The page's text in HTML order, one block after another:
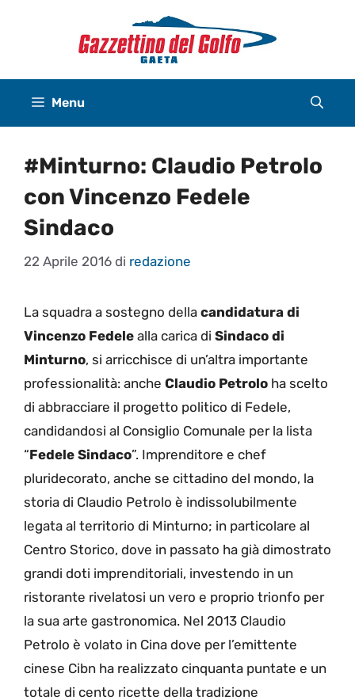
Menu
#Minturno: Claudio Petrolo
con Vincenzo Fedele
Sindaco
22 Aprile 2016 di redazione
La squadra a sostegno della candidatura di
Vincenzo Fedele alla carica di Sindaco di
Minturno, si arricchisce di un’altra importante
professionalità: anche Claudio Petrolo ha scelto
di abbracciare il progetto politico di Fedele,
candidandosi al Consiglio Comunale per la lista
“Fedele Sindaco”. Imprenditore e chef
pluridecorato, anche se cittadino del mondo, la
storia di Claudio Petrolo è indissolubilmente
legata al territorio di Minturno; in particolare al
Centro Storico, dove in passato ha già dimostrato
grandi doti imprenditoriali, investendo in un
ristorante rivelatosi un vero e proprio trionfo per
la sua arte gastronomica. Nel 2013 Claudio
Petrolo è volato in Cina dove per l’emittente
cinese Cibn ha realizzato cinquanta puntate e un
totale di cento ricette della tradizione